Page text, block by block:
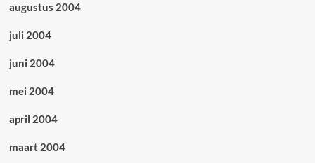
augustus 2004
juli 2004
juni 2004
mei 2004
april 2004
maart 2004